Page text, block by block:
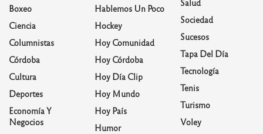
Boxeo
Ciencia
Columnistas
Córdoba
Cultura
Deportes
Economía Y
Negocios
Hablemos Un Poco
Hockey
Hoy Comunidad
Hoy Córdoba
Hoy Día Clip
Hoy Mundo
Hoy País
Humor
Salud
Sociedad
Sucesos
Tapa Del Día
Tecnología
Tenis
Turismo
Voley